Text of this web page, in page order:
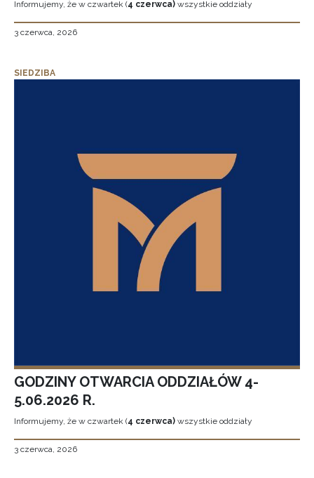
Informujemy, że w czwartek (4 czerwca) wszystkie oddziały
3 czerwca, 2026
SIEDZIBA
GODZINY OTWARCIA ODDZIAŁÓW 4-
5.06.2026 R.
Informujemy, że w czwartek (4 czerwca) wszystkie oddziały
3 czerwca, 2026